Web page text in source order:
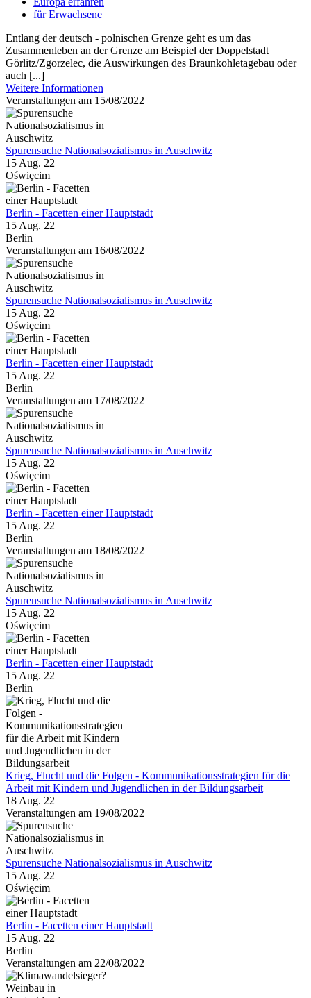
für Erwachsene
Entlang der deutsch - polnischen Grenze geht es um das
Zusammenleben an der Grenze am Beispiel der Doppelstadt
Görlitz/Zgorzelec, die Auswirkungen des Braunkohletagebau oder
auch [...]
Weitere Informationen
Veranstaltungen am 15/08/2022
Spurensuche Nationalsozialismus in Auschwitz
15 Aug. 22
Oświęcim
Berlin - Facetten einer Hauptstadt
15 Aug. 22
Berlin
Veranstaltungen am 16/08/2022
Spurensuche Nationalsozialismus in Auschwitz
15 Aug. 22
Oświęcim
Berlin - Facetten einer Hauptstadt
15 Aug. 22
Berlin
Veranstaltungen am 17/08/2022
Spurensuche Nationalsozialismus in Auschwitz
15 Aug. 22
Oświęcim
Berlin - Facetten einer Hauptstadt
15 Aug. 22
Berlin
Veranstaltungen am 18/08/2022
Spurensuche Nationalsozialismus in Auschwitz
15 Aug. 22
Oświęcim
Berlin - Facetten einer Hauptstadt
15 Aug. 22
Berlin
Krieg, Flucht und die Folgen - Kommunikationsstrategien für die
Arbeit mit Kindern und Jugendlichen in der Bildungsarbeit
18 Aug. 22
Veranstaltungen am 19/08/2022
Spurensuche Nationalsozialismus in Auschwitz
15 Aug. 22
Oświęcim
Berlin - Facetten einer Hauptstadt
15 Aug. 22
Berlin
Veranstaltungen am 22/08/2022